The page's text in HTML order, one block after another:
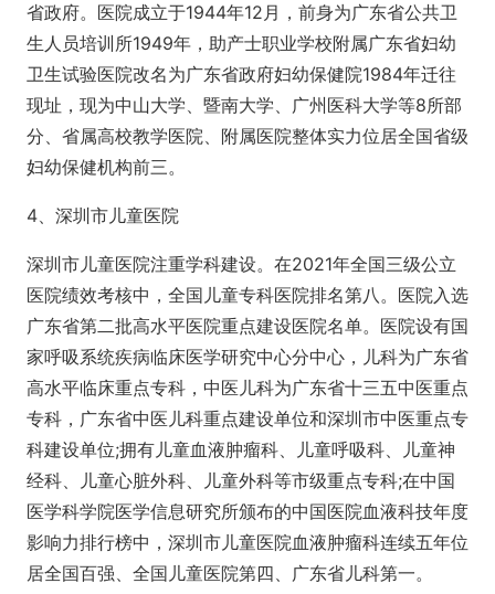
省政府。医院成立于1944年12月，前身为广东省公共卫
生人员培训所1949年，助产士职业学校附属广东省妇幼
卫生试验医院改名为广东省政府妇幼保健院1984年迁往
现址，现为中山大学、暨南大学、广州医科大学等8所部
分、省属高校教学医院、附属医院整体实力位居全国省级
妇幼保健机构前三。
4、深圳市儿童医院
深圳市儿童医院注重学科建设。在2021年全国三级公立
医院绩效考核中，全国儿童专科医院排名第八。医院入选
广东省第二批高水平医院重点建设医院名单。医院设有国
家呼吸系统疾病临床医学研究中心分中心，儿科为广东省
高水平临床重点专科，中医儿科为广东省十三五中医重点
专科，广东省中医儿科重点建设单位和深圳市中医重点专
科建设单位;拥有儿童血液肿瘤科、儿童呼吸科、儿童神
经科、儿童心脏外科、儿童外科等市级重点专科;在中国
医学科学院医学信息研究所颁布的中国医院血液科技年度
影响力排行榜中，深圳市儿童医院血液肿瘤科连续五年位
居全国百强、全国儿童医院第四、广东省儿科第一。